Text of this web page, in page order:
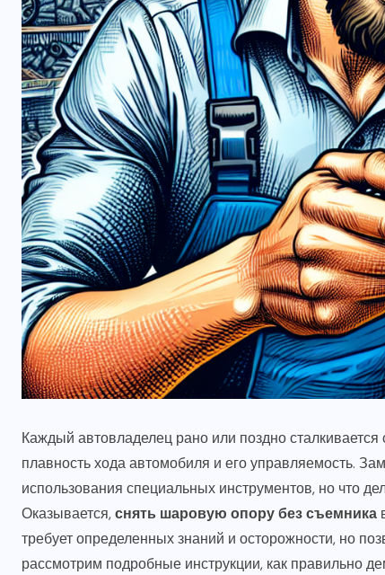
Каждый автовладелец рано или поздно
плавность хода автомобиля и его управляемость.
использования специальных инструментов, но что
Оказывается,снять шаровую опору без съемника
требует определенных знаний и осторожности, но
рассмотрим подробные инструкции, как правильно